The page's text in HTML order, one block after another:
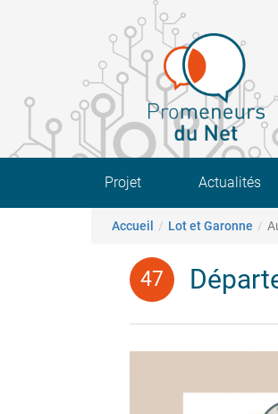
Main navigation
Projet Actualités
Fil d'Ariane
Accueil Lot et Garonne